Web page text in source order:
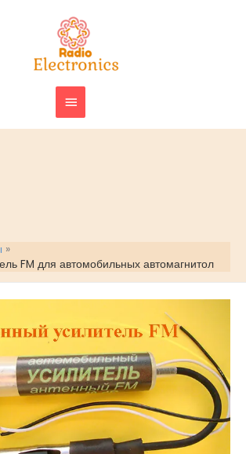
ГЛАВНОЕ
МЕНЮ
FM для автомобильных автомагнитол